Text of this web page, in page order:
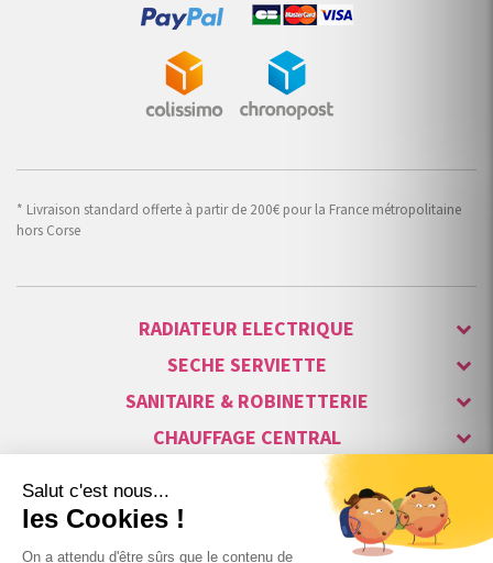
* Livraison standard offerte à partir de 200€ pour la France métropolitaine
hors Corse
RADIATEUR ELECTRIQUE
SECHE SERVIETTE
SANITAIRE & ROBINETTERIE
CHAUFFAGE CENTRAL
ALARME & SÉCURITÉ
MAISON CONNECTÉE
VISIOPHONE & INTERPHONE